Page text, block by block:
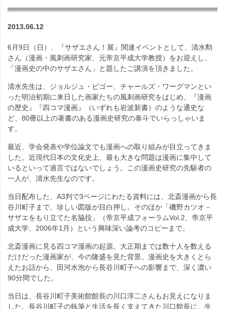
2013.06.12
6月9日（日）、『サザエさん！展』関連イベントとして、清水勲
さん（漫画・風刺画研究家、元帝京平成大学教授）をお迎えし、
「漫画史の中のサザエさん」と題したご講演を頂きました。
清水先生は、ジョルジュ・ビゴー、チャールズ・ワーグマンとい
った明治初期に来日した画家たちの風刺画研究をはじめ、『漫画
の歴史』『四コマ漫画』（いずれも岩波新書）のような通史な
ど、80冊以上の著書のある漫画史研究の泰斗でいらっしゃいま
す。
最近、学会発表や学位論文でも漫画への取り組みが目立ってきま
した。近現代日本の文化史上、最も大きな問題は漫画に集中して
いるといって過言ではないでしょう。この漫画史研究の先駆者の
一人が、清水先生なのです。
当日配布した、A3判で3ページにわたる資料には、北斎漫画から長
谷川町子まで、珍しい図版が目白押し。そのほか「磯野カツオ－
サザエをもり立てた名脇役」（帝京平成フォーラムVol.2、帝京平
成大学、2006年1月）という興味深い論考のコピーまで。
北斎漫画に見る四コマ漫画の起源。大正期までは数十人を数える
だけだった漫画家が、今の隆盛を見た背景。漫画史を大きくとら
えたお話から、田河水泡から長谷川町子への影響まで、深く濃い
90分間でした。
当日は、長谷川町子美術館館長の川口淳二さんもお見えになりま
した。長谷川町子の執筆と生活を長く支えてきた川口館長に、生